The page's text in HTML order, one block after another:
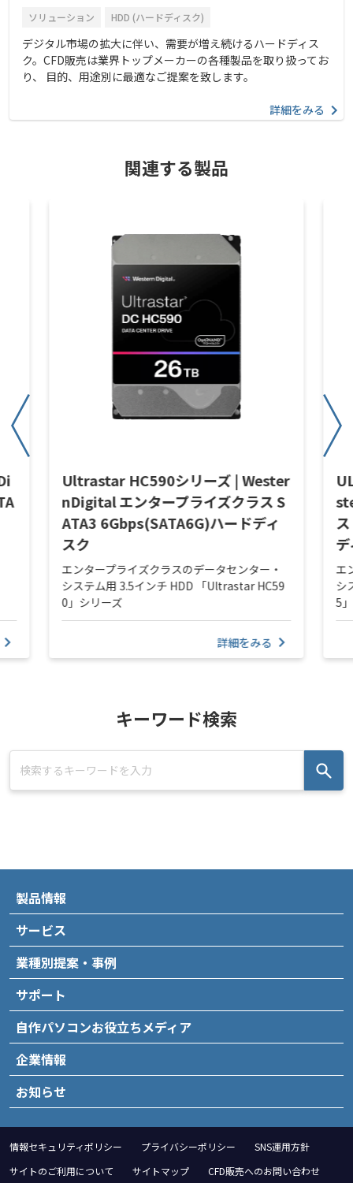
ソリューション HDD (ハードディスク)
デジタル市場の拡大に伴い、需要が増え続けるハードディス
ク。CFD販売は業界トップメーカーの各種製品を取り扱ってお
り、 目的、用途別に最適なご提案を致します。
詳細をみる
関連する製品
Ultrastar HC590シリーズ | Wester
nDigital エンタープライズクラス S
ATA3 6Gbps(SATA6G)ハードディ
スク
エンタープライズクラスのデータセンター・
システム用 3.5インチ HDD 「Ultrastar HC59
0」シリーズ
詳細をみる
エ
シ
5
キーワード検索
製品情報
サービス
業種別提案・事例
サポート
自作パソコンお役立ちメディア
企業情報
お知らせ
情報セキュリティポリシー プライバシーポリシー
SNS運用方針
サイトのご利用について
サイトマップ CFD販売へのお問い合わせ